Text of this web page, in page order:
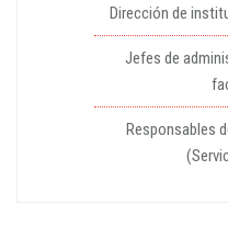
Dirección de
Jefes de
Responsables